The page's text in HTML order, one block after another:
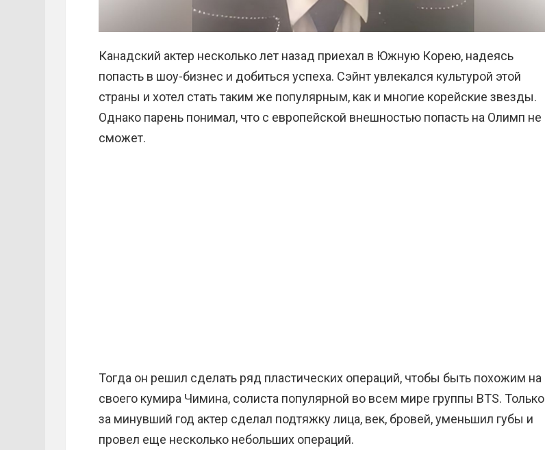
Канадский актер несколько лет назад приехал в Южную Корею, надеясь
попасть в шоу-бизнес и добиться успеха. Сэйнт увлекался культурой этой
страны и хотел стать таким же популярным, как и многие корейские звезды.
Однако парень понимал, что с европейской внешностью попасть на Олимп не
сможет.
Тогда он решил сделать ряд пластических операций, чтобы быть похожим на
своего кумира Чимина, солиста популярной во всем мире группы BTS. Только
за минувший год актер сделал подтяжку лица, век, бровей, уменьшил губы и
провел еще несколько небольших операций.